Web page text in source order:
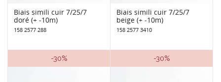
Biais simili cuir 7/25/7
doré (+ -10m)
158 2577 288
Biais simili cuir 7/25/7
beige (+ -10m)
158 2577 3410
-30% -30%